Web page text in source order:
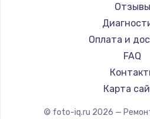
900 руб.
Установка /
1300
Отзывы
Оплата и
FAQ
Карта
© foto-iq.ru 2026 —